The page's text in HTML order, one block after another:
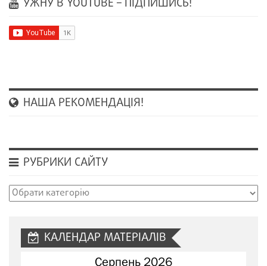
НАША РЕКОМЕНДАЦІЯ!
РУБРИКИ САЙТУ
Рубрики
КАЛЕНДАР МАТЕРІАЛІВ
Серпень 2026